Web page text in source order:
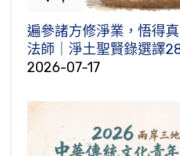
遍參諸方修淨業，悟得
法師｜淨土聖賢錄選譯
2026-07-17